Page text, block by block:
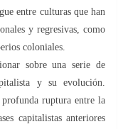
entre culturas que han
y regresivas, como
coloniales.
sobre una serie de
y su evolución.
profunda ruptura entre la
capitalistas anteriores